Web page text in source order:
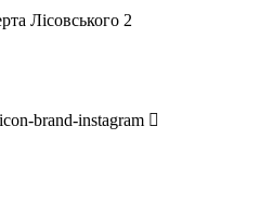
Лісовського 2
brand-instagram